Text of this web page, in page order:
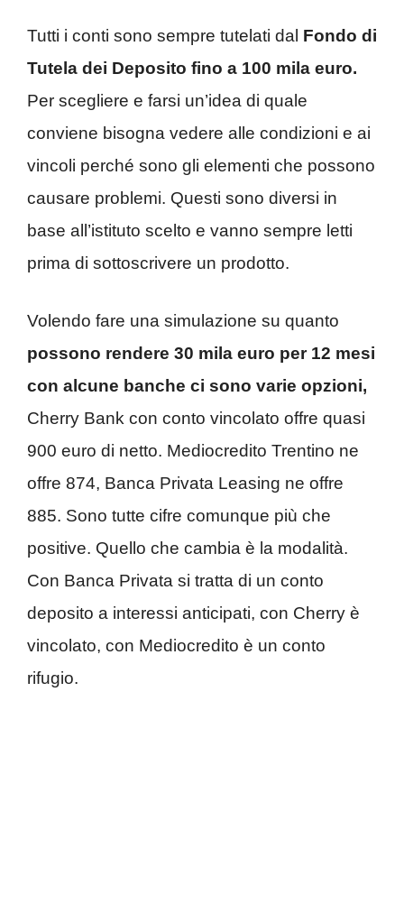
Tutti i conti sono sempre tutelati dal Fondo di
Tutela dei Deposito fino a 100 mila euro.
Per scegliere e farsi un’idea di quale
conviene bisogna vedere alle condizioni e ai
vincoli perché sono gli elementi che possono
causare problemi. Questi sono diversi in
base all’istituto scelto e vanno sempre letti
prima di sottoscrivere un prodotto.
Volendo fare una simulazione su quanto
possono rendere 30 mila euro per 12 mesi
con alcune banche ci sono varie opzioni,
Cherry Bank con conto vincolato offre quasi
900 euro di netto. Mediocredito Trentino ne
offre 874, Banca Privata Leasing ne offre
885. Sono tutte cifre comunque più che
positive. Quello che cambia è la modalità.
Con Banca Privata si tratta di un conto
deposito a interessi anticipati, con Cherry è
vincolato, con Mediocredito è un conto
rifugio.